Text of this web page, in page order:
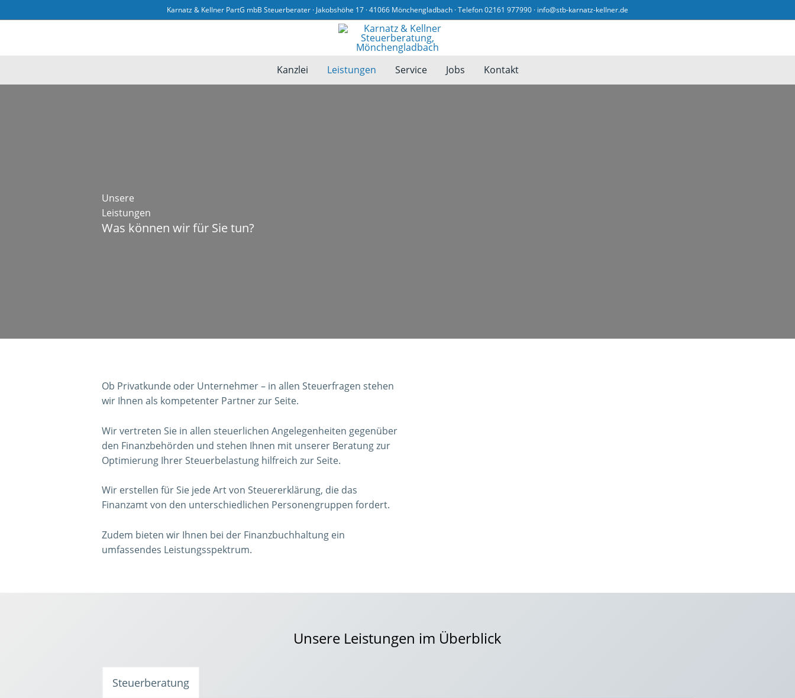
Inhalt
Karnatz & Kellner PartG mbB Steuerberater · Jakobshöhe 17 · 41066 Mönchengladbach · Telefon 02161 977990 · info@stb-karnatz-kellner.de
Kanzlei Leistungen Service Jobs Kontakt
Unsere
Leistungen
Was können wir für Sie tun?
Ob Privatkunde oder Unternehmer – in allen Steuerfragen stehen
wir Ihnen als kompetenter Partner zur Seite.
Wir vertreten Sie in allen steuerlichen Angelegenheiten gegenüber
den Finanzbehörden und stehen Ihnen mit unserer Beratung zur
Optimierung Ihrer Steuerbelastung hilfreich zur Seite.
Wir erstellen für Sie jede Art von Steuererklärung, die das
Finanzamt von den unterschiedlichen Personengruppen fordert.
Zudem bieten wir Ihnen bei der Finanzbuchhaltung ein
umfassendes Leistungsspektrum.
Unsere Leistungen im Überblick
Steuerberatung